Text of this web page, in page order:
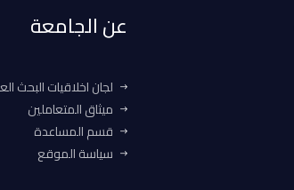
عن الجامعة
لجان اخلاقيات البحث
ميثاق المتعاملين
قسم المساعدة
سياسة الموقع